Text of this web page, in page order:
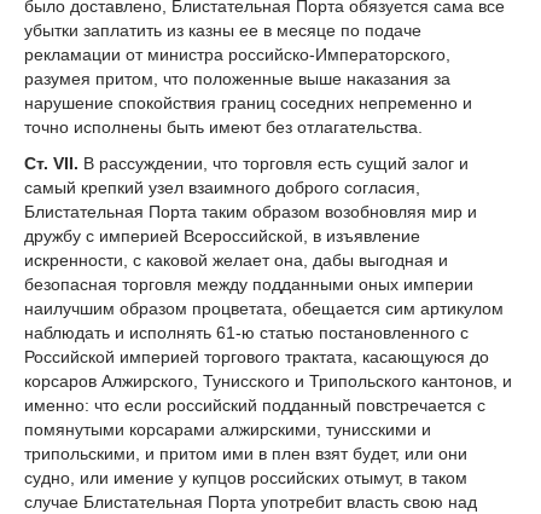
было доставлено, Блистательная Порта обязуется сама все
убытки заплатить из казны ее в месяце по подаче
рекламации от министра российско-Императорского,
разумея притом, что положенные выше наказания за
нарушение спокойствия границ соседних непременно и
точно исполнены быть имеют без отлагательства.
Ст. VII. В рассуждении, что торговля есть сущий залог и
самый крепкий узел взаимного доброго согласия,
Блистательная Порта таким образом возобновляя мир и
дружбу с империей Всероссийской, в изъявление
искренности, с каковой желает она, дабы выгодная и
безопасная торговля между подданными оных империи
наилучшим образом процветата, обещается сим артикулом
наблюдать и исполнять 61-ю статью постановленного с
Российской империей торгового трактата, касающуюся до
корсаров Алжирского, Тунисского и Трипольского кантонов, и
именно: что если российский подданный повстречается с
помянутыми корсарами алжирскими, тунисскими и
трипольскими, и притом ими в плен взят будет, или они
судно, или имение у купцов российских отымут, в таком
случае Блистательная Порта употребит власть свою над